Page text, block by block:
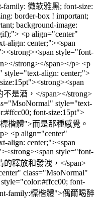
family: 微软雅黑; font-size:
border-box ! important;
background-image:
<p align="center"
align: center;"><span
style="font-
strong></span></p> <p
style="text-align: center;">
是酒，</span></strong>
style="text-
font-size:15pt">
楷體">而是那種感覺。
<p align="center"
align: center;"><span
style="font-
釋放和發洩，</span>
class="MsoNormal"
font-
family:標楷體">偶爾喝醉